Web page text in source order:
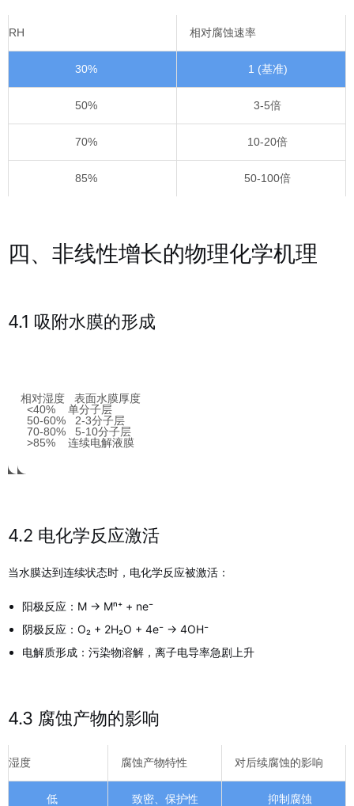
RH 相对腐蚀速率
30% 1 (基准)
50% 3-5倍
70% 10-20倍
85% 50-100倍
四、非线性增长的物理化学机理
4.1 吸附水膜的形成
相对湿度   表面水膜厚度
<40%    单分子层
50-60%   2-3分子层
70-80%   5-10分子层
>85%    连续电解液膜
4.2 电化学反应激活
当水膜达到连续状态时，电化学反应被激活：
阳极反应：M → Mⁿ⁺ + ne⁻
阴极反应：O₂ + 2H₂O + 4e⁻ → 4OH⁻
电解质形成：污染物溶解，离子电导率急剧上升
4.3 腐蚀产物的影响
湿度 腐蚀产物特性 对后续腐蚀的影响
低 致密、保护性 抑制腐蚀